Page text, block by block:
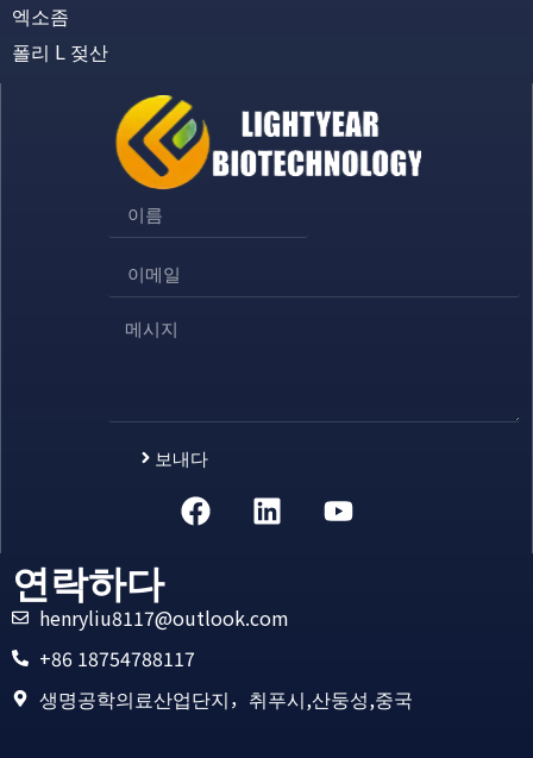
엑소좀
폴리 L 젖산
보내다
Alternative:
연락하다
henryliu8117@outlook.com
+86 18754788117
생명공학의료산업단지，취푸시,산둥성,중국